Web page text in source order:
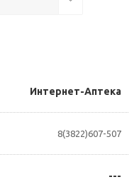
Интернет-Аптека
8(3822)607-507
---